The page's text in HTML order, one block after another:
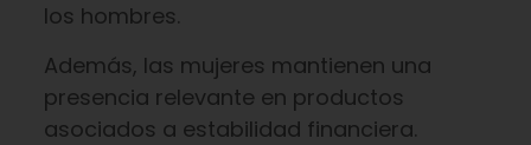
los hombres.
Además, las mujeres mantienen una
presencia relevante en productos
asociados a estabilidad financiera.